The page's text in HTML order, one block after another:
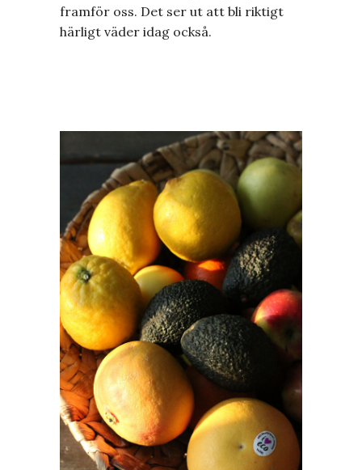
framför oss. Det ser ut att bli riktigt
härligt väder idag också.